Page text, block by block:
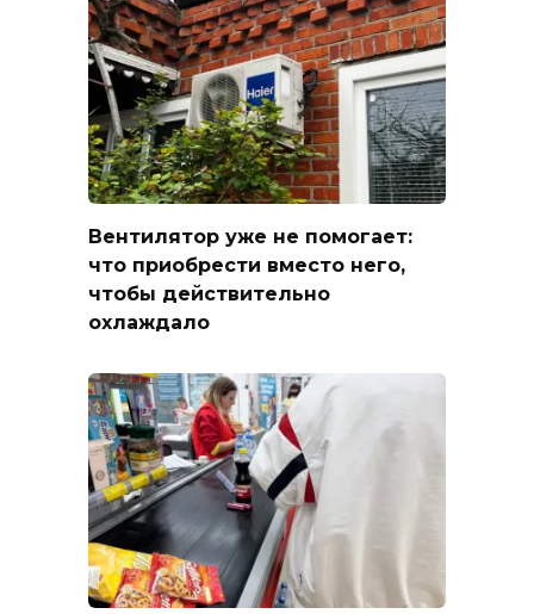
Вентилятор уже не помогает:
что приобрести вместо него,
чтобы действительно
охлаждало